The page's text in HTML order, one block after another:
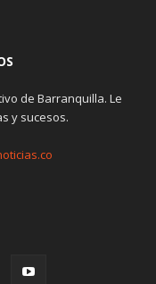
de Barranquilla. Le
y sucesos.